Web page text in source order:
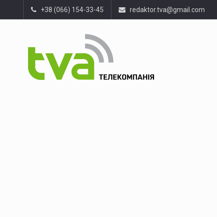
+38 (066) 154-33-45 redaktor.tva@gmail.com